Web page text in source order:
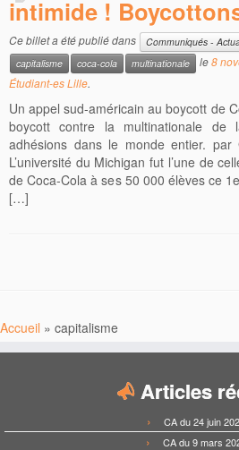
intimide !
Ce billet a été publié dans Communiqués -
capitalisme
coca-cola multinationale le8
Étudiant-es Lille.
Un appel sud-américain au boycott de
boycott contre la multinationale de
adhésions dans le monde entier. par
L’université du Michigan fut l’une de
de Coca-Cola à ses 50 000 élèves ce
[…]
Accueil » capitalisme
Articles
CA du 24 juin
CA du 9 mars